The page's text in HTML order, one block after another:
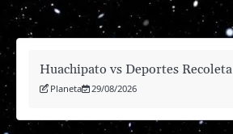
Huachipato vs Deportes Recoleta
Planeta 29/08/2026